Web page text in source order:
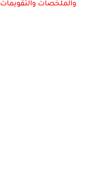
والملخصات والتقويمات